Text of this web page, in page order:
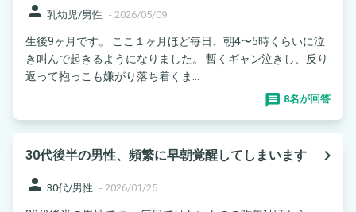
person 乳幼児/男性 - 2026/05/09
生後9ヶ月です。 ここ１ヶ月ほど毎日、朝4〜5時くらいに泣
き叫んで起きるようになりました。 暫くギャン泣きし、反り
返って抱っこも嫌がり落ち着くま...
8名が回答
30代後半の男性、頻繁に早朝覚醒してしまいます
navigate_next
person 30代/男性 - 2026/01/25